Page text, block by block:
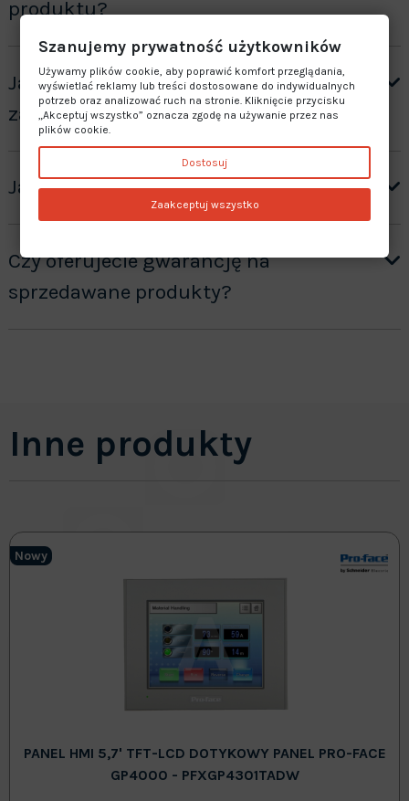
produktu?
Jak otrzymać wycenę produktów ”na
zamówienie”?
Jaki jest czas realizacji zamówienia?
Czy oferujecie gwarancję na
sprzedawane produkty?
Inne produkty
Nowy
PANEL HMI 5,7' TFT-LCD DOTYKOWY PANEL PRO-FACE
GP4000 - PFXGP4301TADW
Szanujemy prywatność użytkowników
Używamy plików cookie, aby poprawić komfort przeglądania,
wyświetlać reklamy lub treści dostosowane do indywidualnych
potrzeb oraz analizować ruch na stronie. Kliknięcie przycisku
„Akceptuj wszystko” oznacza zgodę na używanie przez nas
plików cookie.
Dostosuj
Zaakceptuj wszystko